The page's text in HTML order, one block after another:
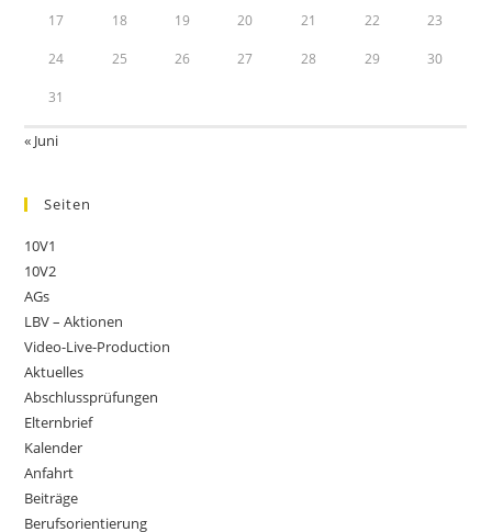
17 18 19 20 21 22 23
24 25 26 27 28 29 30
31
« Juni
Seiten
10V1
10V2
AGs
LBV – Aktionen
Video-Live-Production
Aktuelles
Abschlussprüfungen
Elternbrief
Kalender
Anfahrt
Beiträge
Berufsorientierung